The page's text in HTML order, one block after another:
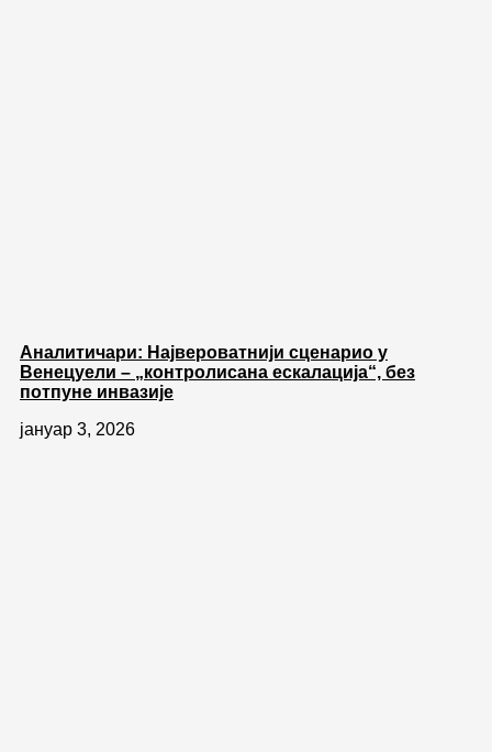
Аналитичари: Највероватнији сценарио у
Венецуели – „контролисана ескалација“, без
потпуне инвазије
јануар 3, 2026